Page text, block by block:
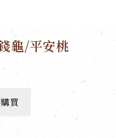
龜/平安桃
買